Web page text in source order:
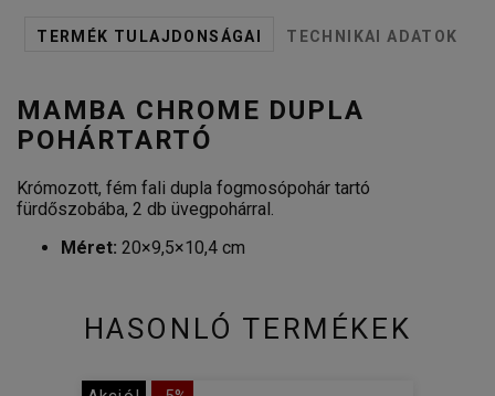
TERMÉK TULAJDONSÁGAI TECHNIKAI ADATOK
MAMBA CHROME DUPLA
POHÁRTARTÓ
Krómozott, fém fali dupla fogmosópohár tartó
fürdőszobába, 2 db üvegpohárral.
Méret: 20×9,5×10,4 cm
HASONLÓ TERMÉKEK